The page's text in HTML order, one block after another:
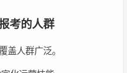
考的人群
盖人群广泛。